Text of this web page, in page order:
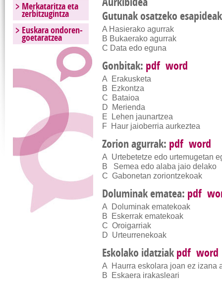
Gutunak osatzeko
A Hasierako agurrak
B Bukaerako agurrak
C Data edo eguna
Gonbitak: pdf word
A Erakusketa
B Ezkontza
C Bataioa
D Merienda
E Lehen jaunartzea
F Haur jaioberria aurkeztea
Zorion agurrak: pdf word
A Urtebetetze edo urtemugetan
B Semea edo alaba jaio delako
C Gabonetan zoriontzekoak
Doluminak ematea: pdf
A Doluminak ematekoak
B Eskerrak ematekoak
C Oroigarriak
D Urteurrenekoak
Eskolako idatziak pdf word
A Haurra eskolara joan ez izana
B Eskaera irakasleari
Merkataritza eta
zerbitzugintza
Euskara ondoren-
goetaratzea